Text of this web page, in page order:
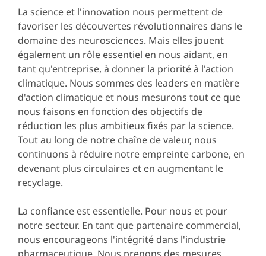
La science et l'innovation nous permettent de
favoriser les découvertes révolutionnaires dans le
domaine des neurosciences. Mais elles jouent
également un rôle essentiel en nous aidant, en
tant qu'entreprise, à donner la priorité à l'action
climatique. Nous sommes des leaders en matière
d'action climatique et nous mesurons tout ce que
nous faisons en fonction des objectifs de
réduction les plus ambitieux fixés par la science.
Tout au long de notre chaîne de valeur, nous
continuons à réduire notre empreinte carbone, en
devenant plus circulaires et en augmentant le
recyclage.
La confiance est essentielle. Pour nous et pour
notre secteur. En tant que partenaire commercial,
nous encourageons l'intégrité dans l'industrie